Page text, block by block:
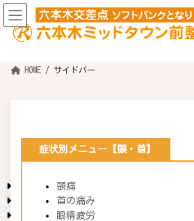
コ
ン
テ
ナ
ビ
ゲ
HOME サイドバー
症状別メニュー【頭・首】
頭痛
首の痛み
眼精疲労